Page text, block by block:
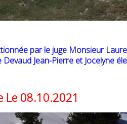
par le juge Monsieur
Jean-Pierre et Jocelyne
Le 08.10.2021